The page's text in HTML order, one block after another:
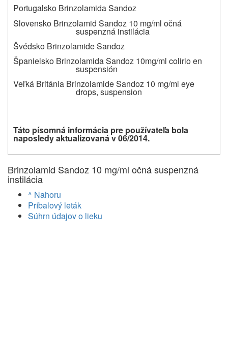
Portugalsko Brinzolamida Sandoz
Slovensko Brinzolamid Sandoz 10 mg/ml očná
suspenzná instilácia
Švédsko Brinzolamide Sandoz
Španielsko Brinzolamida Sandoz 10mg/ml colirio en
suspensión
Veľká Británia Brinzolamide Sandoz 10 mg/ml eye
drops, suspension
Táto písomná informácia pre používateľa bola
naposledy aktualizovaná v 06/2014.
Brinzolamid Sandoz 10 mg/ml očná suspenzná
instilácia
^ Nahoru
Príbalový leták
Súhrn údajov o lieku